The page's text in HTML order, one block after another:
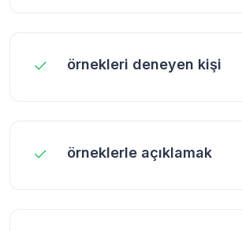
örnekleri deneyen kişi
örneklerle açıklamak